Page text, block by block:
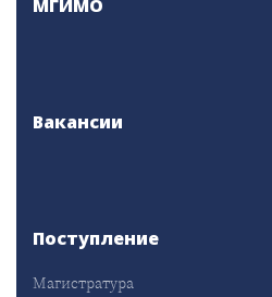
МГИМО
Вакансии
Поступление
Магистратура